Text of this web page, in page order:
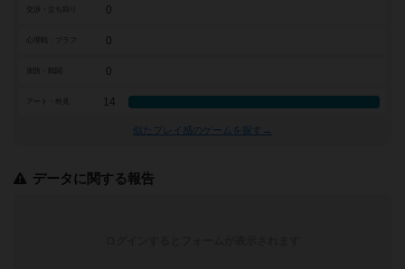
0
0
0
アート・外見 14
似たプレイ感のゲームを探す→
データに関する報告